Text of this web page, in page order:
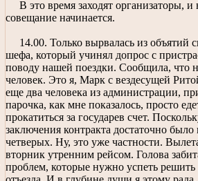
В это время заходят организаторы, и
совещание начинается.
14.00. Только вырвалась из объятий
шефа, который учинял допрос с
поводу нашей поездки. Сообщила, что
человек. Это я, Марк с вездесущей
еще два человека из администрации,
парочка, как мне показалось, просто
прокатиться за государев счет.
заключения контракта достаточно было
четверых. Ну, это уже частности.
вторник утренним рейсом. Голова
проблем, которые нужно успеть решить